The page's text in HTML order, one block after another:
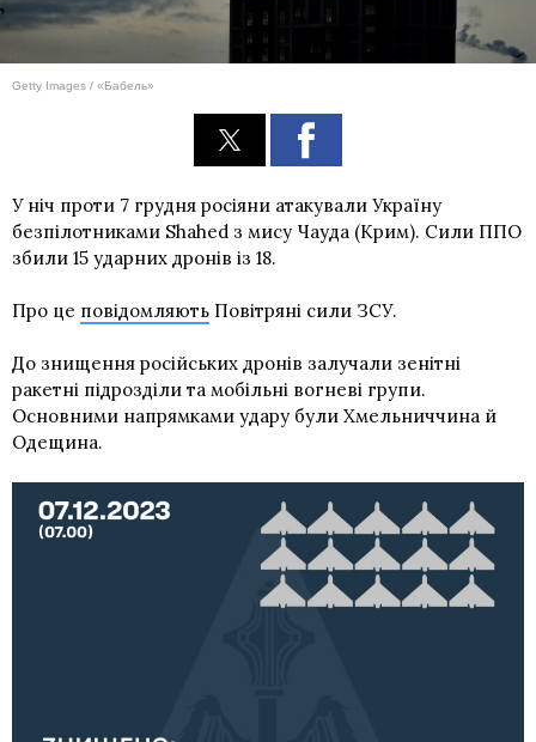
Getty Images / «Бабель»
У ніч проти 7 грудня росіяни атакували Україну
безпілотниками Shahed з мису Чауда (Крим). Сили ППО
збили 15 ударних дронів із 18.
Про це повідомляють Повітряні сили ЗСУ.
До знищення російських дронів залучали зенітні
ракетні підрозділи та мобільні вогневі групи.
Основними напрямками удару були Хмельниччина й
Одещина.